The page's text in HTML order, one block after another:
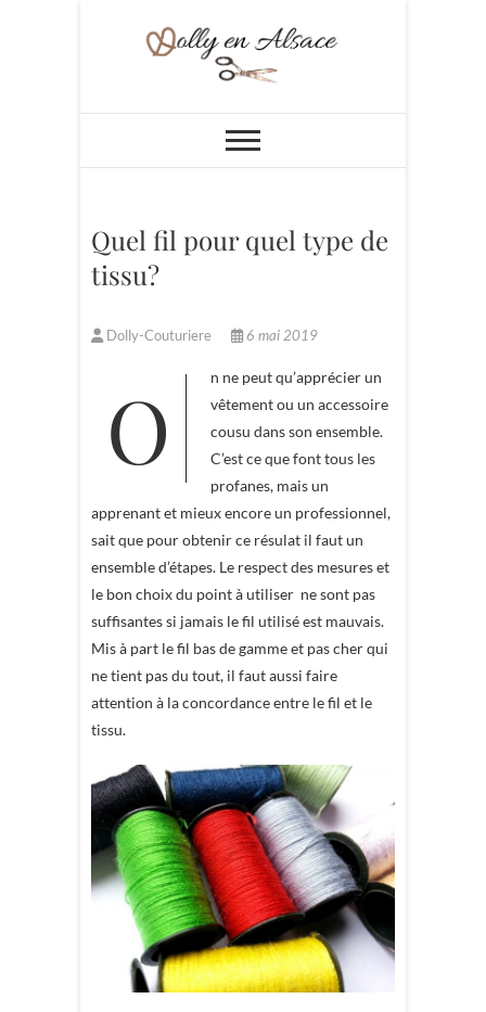
Dolly en Alsace
Quel fil pour quel type de
tissu?
Dolly-Couturiere 6 mai 2019
On ne peut qu’apprécier un
vêtement ou un accessoire
cousu dans son ensemble.
C’est ce que font tous les
profanes, mais un
apprenant et mieux encore un professionnel,
sait que pour obtenir ce résulat il faut un
ensemble d’étapes. Le respect des mesures et
le bon choix du point à utiliser ne sont pas
suffisantes si jamais le fil utilisé est mauvais.
Mis à part le fil bas de gamme et pas cher qui
ne tient pas du tout, il faut aussi faire
attention à la concordance entre le fil et le
tissu.